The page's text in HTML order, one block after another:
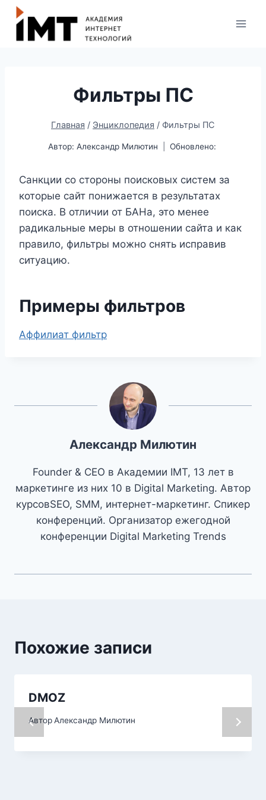
Фильтры ПС
Главная / Энциклопедия / Фильтры ПС
Автор: Александр Милютин Обновлено:
Санкции со стороны поисковых систем за
которые сайт понижается в результатах
поиска. В отличии от БАНа, это менее
радикальные меры в отношении сайта и как
правило, фильтры можно снять исправив
ситуацию.
Примеры фильтров
Аффилиат фильтр
Александр Милютин
Founder & CEO в Академии IMT, 13 лет в
маркетинге из них 10 в Digital Marketing. Автор
курсовSEO, SMM, интернет-маркетинг. Спикер
конференций. Организатор ежегодной
конференции Digital Marketing Trends
Похожие записи
DMOZ
АвторАлександр Милютин